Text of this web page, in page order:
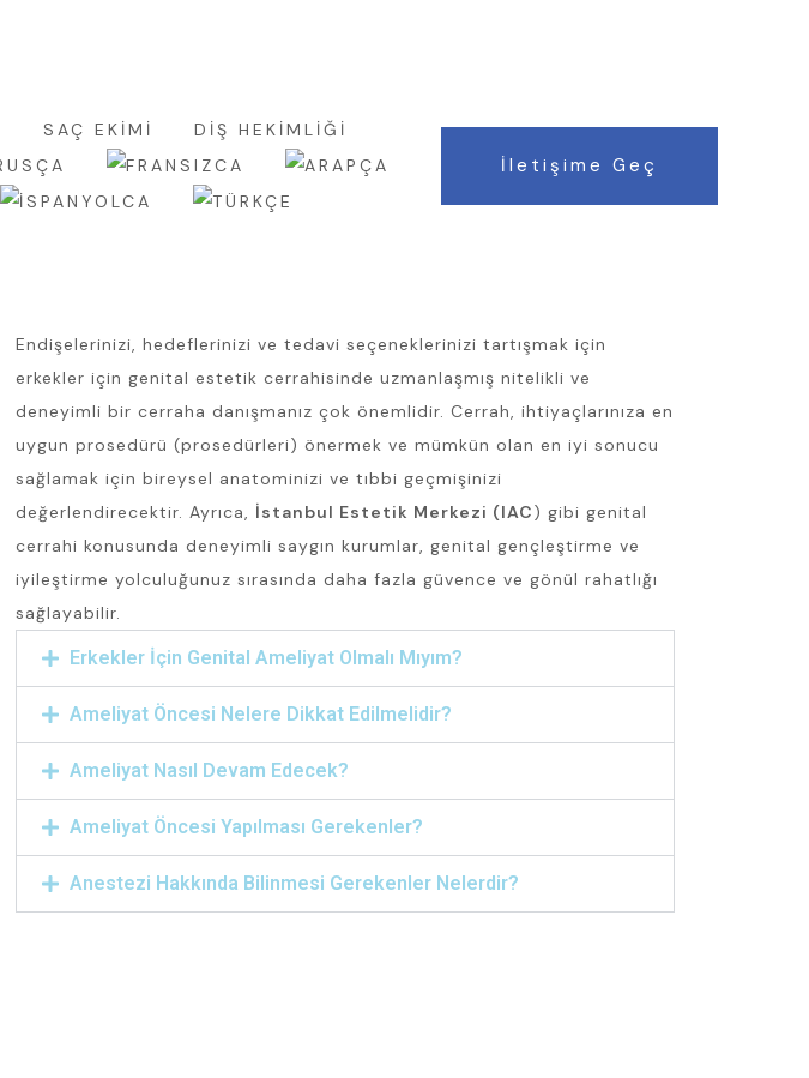
SAÇ EKIMI
DİŞ HEKİMLİĞİ
İletişime Geç
Endişelerinizi, hedeflerinizi ve tedavi seçeneklerinizi tartışmak için
erkekler için genital estetik cerrahisinde uzmanlaşmış nitelikli ve
deneyimli bir cerraha danışmanız çok önemlidir. Cerrah, ihtiyaçlarınıza en
uygun prosedürü (prosedürleri) önermek ve mümkün olan en iyi sonucu
sağlamak için bireysel anatominizi ve tıbbi geçmişinizi
değerlendirecektir. Ayrıca, İstanbul Estetik Merkezi (IAC) gibi genital
cerrahi konusunda deneyimli saygın kurumlar, genital gençleştirme ve
iyileştirme yolculuğunuz sırasında daha fazla güvence ve gönül rahatlığı
sağlayabilir.
Erkekler İçin Genital Ameliyat Olmalı Mıyım?
Ameliyat Öncesi Nelere Dikkat Edilmelidir?
Ameliyat Nasıl Devam Edecek?
Ameliyat Öncesi Yapılması Gerekenler?
Anestezi Hakkında Bilinmesi Gerekenler Nelerdir?